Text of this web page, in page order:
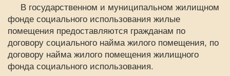
В государственном и муниципальном жилищном
фонде социального использования жилые
помещения предоставляются гражданам по
договору социального найма жилого помещения, по
договору найма жилого помещения жилищного
фонда социального использования.